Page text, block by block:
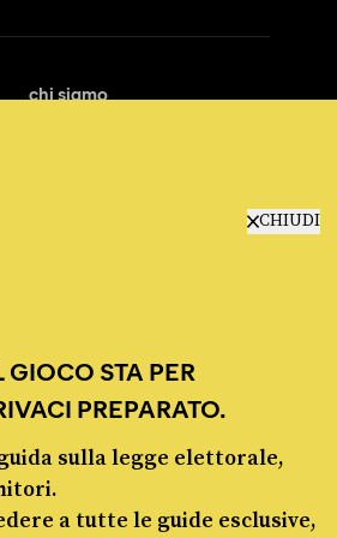
CHIUDI
STA PER
PREPARATO.
sulla legge elettorale,
a tutte le guide esclusive,
chi siamo
Pagella Politica 2012 - 2026